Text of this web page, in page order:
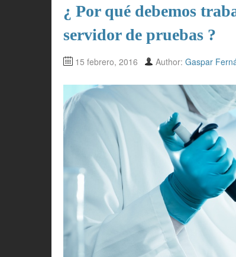
¿ Por qué debemos
servidor de pruebas ?
15 febrero, 2016 Author: Gaspar